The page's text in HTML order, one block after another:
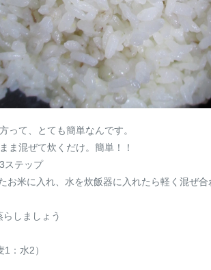
って、とても簡単なんです。
ま混ぜて炊くだけ。簡単！！
ステップ
お米に入れ、水を炊飯器に入れたら軽く混ぜ合
しましょう
：水2）